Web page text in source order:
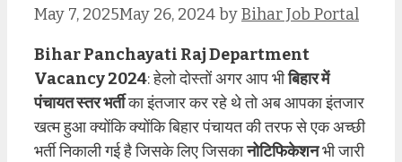
May 7, 2025May 26, 2024byBihar Job Portal
Bihar Panchayati Raj Department
Vacancy 2024: हेलो दोस्तों अगर आप भीबिहार में
पंचायत स्तर भर्तीका इंतजार कर रहे थे तो अब आपका इंतजार
खत्म हुआ क्योंकि क्योंकि बिहार पंचायत की तरफ से एक अच्छी
भर्ती निकाली गई है जिसके लिए जिसकानोटिफिकेशनभी जारी